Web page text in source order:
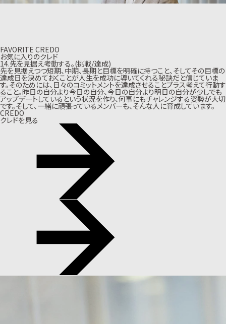
FAVORITE CREDO
お気に入りのクレド
14.先を見据え考動する。(挑戦/達成)
先を見据えつつ短期、中期、長期と目標を明確に持つこと、そしてその目標の
達成日を決めておくことが人生を成功に導いてくれる秘訣だと信じていま
す。そのためには、日々のコミットメントを達成させることプラス考えて行動す
ること。昨日の自分より今日の自分、今日の自分より明日の自分が少しでも
アップデートしているという状況を作り、何事にもチャレンジする姿勢が大切
です。そして、一緒に頑張っているメンバーも、そんな人に育成しています。
CREDO
クレドを見る